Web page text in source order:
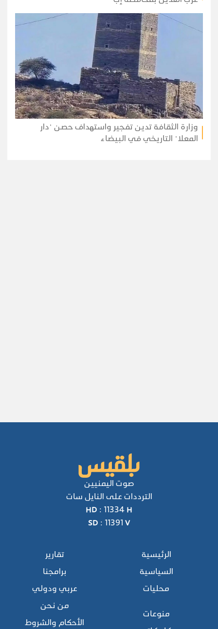
وزارة الثقافة تدين تفجير واستهداف حصن "دار
المعلا" التاريخي في البيضاء
صوت اليمنيين
الترددات على النايل سات
HD : 11334 H
SD : 11391 V
الرئيسية
السياسية
محليات
تقارير
برامجنا
عربي ودولي
منوعات
من نحن
الأحكام والشروط